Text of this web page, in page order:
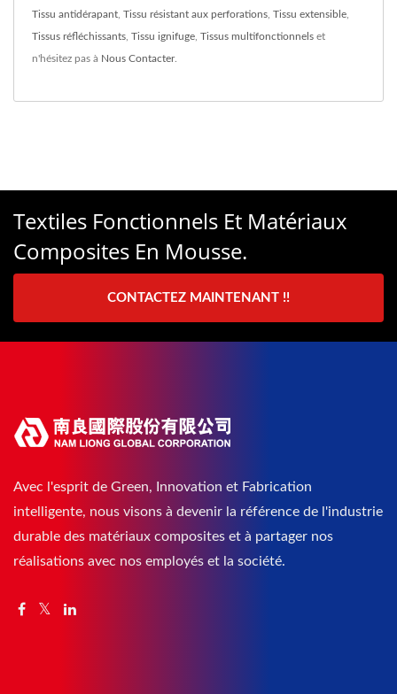
Tissu antidérapant Tissu résistant aux perforations Tissu extensible
Tissus réfléchissants Tissu ignifuge Tissus multifonctionnels et
n'hésitez pas à Nous Contacter.
Textiles Fonctionnels Et Matériaux
Composites En Mousse.
CONTACTEZ MAINTENANT !!
Avec l'esprit de Green, Innovation et Fabrication
intelligente, nous visons à devenir la référence de l'industrie
durable des matériaux composites et à partager nos
réalisations avec nos employés et la société.